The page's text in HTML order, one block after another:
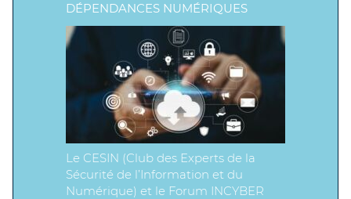
DÉPENDANCES NUMÉRIQUES
Le CESIN (Club des Experts de la
Sécurité de l’Information et du
Numérique) et le Forum INCYBER